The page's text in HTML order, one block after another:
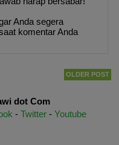
Anda segera
komentar Anda
OLDER POST
dot Com
- Twitter- Youtube